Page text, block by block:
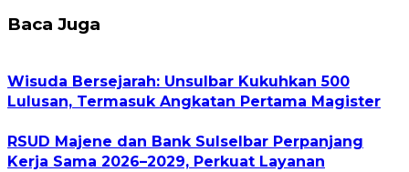
Baca Juga
Wisuda Bersejarah: Unsulbar Kukuhkan 500
Lulusan, Termasuk Angkatan Pertama Magister
RSUD Majene dan Bank Sulselbar Perpanjang
Kerja Sama 2026–2029, Perkuat Layanan